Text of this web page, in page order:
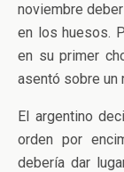
noviembre
en los huesos.
en su primer
asentó sobre un
El argentino
orden por
debería dar